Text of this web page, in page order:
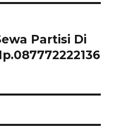
Partisi Di